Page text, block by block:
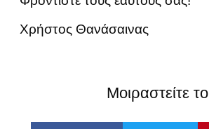
Χρήστος Θανάσαινας
Μοιραστείτε το